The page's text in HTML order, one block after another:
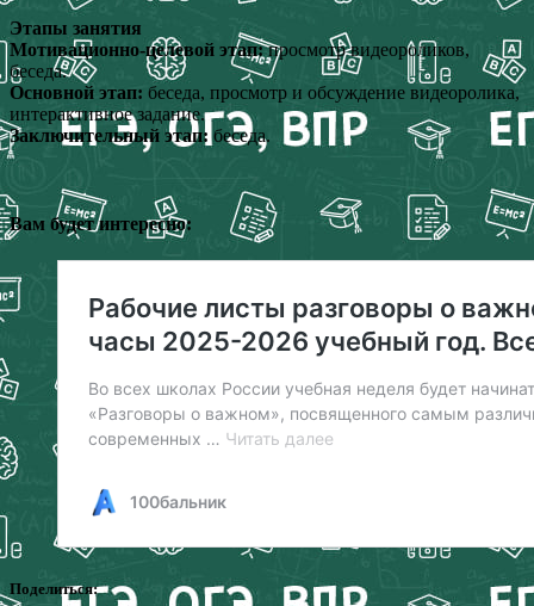
Этапы занятия
Мотивационно-целевой этап:просмотр видеороликов,
беседа.
Основной этап: беседа, просмотр и обсуждение видеоролика,
интерактивное задание.
Заключительный этап:беседа.
Вам будет интересно:
Поделиться: